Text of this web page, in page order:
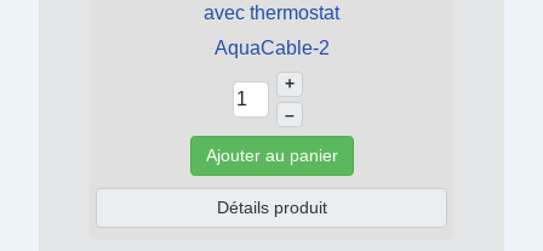
avec thermostat
AquaCable-2
+
–
Ajouter au panier
Détails produit